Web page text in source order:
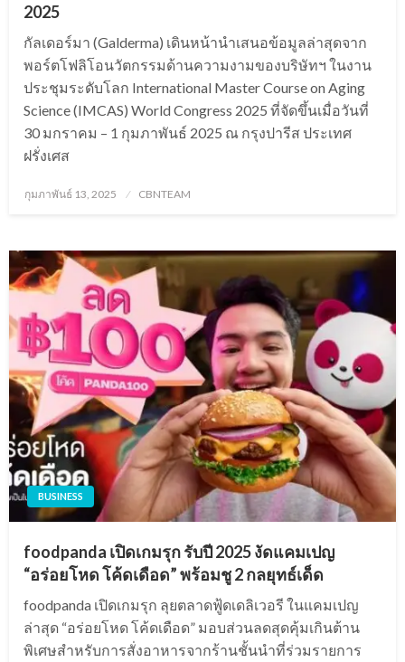
2025
กัลเดอร์มา (Galderma) เดินหน้านำเสนอข้อมูลล่าสุดจาก
พอร์ตโฟลิโอนวัตกรรมด้านความงามของบริษัทฯ ในงาน
ประชุมระดับโลก International Master Course on Aging
Science (IMCAS) World Congress 2025 ที่จัดขึ้นเมื่อวันที่
30 มกราคม – 1 กุมภาพันธ์ 2025 ณ กรุงปารีส ประเทศ
ฝรั่งเศส
Posted
กุมภาพันธ์ 13, 2025 CBNTEAM
BUSINESS
foodpanda เปิดเกมรุก รับปี 2025 งัดแคมเปญ
“อร่อยโหด โค้ดเดือด” พร้อมชู 2 กลยุทธ์เด็ด
foodpanda เปิดเกมรุก ลุยตลาดฟู้ดเดลิเวอรี ในแคมเปญ
ล่าสุด “อร่อยโหด โค้ดเดือด” มอบส่วนลดสุดคุ้มเกินต้าน
พิเศษสำหรับการสั่งอาหารจากร้านชั้นนำที่ร่วมรายการ